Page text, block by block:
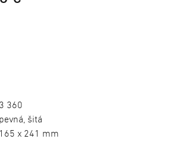
3 360
pevná, šitá
165 x 241 mm